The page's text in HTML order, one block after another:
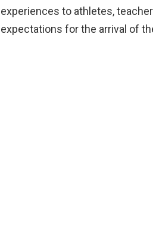
experiences to athletes,
expectations for the arrival of